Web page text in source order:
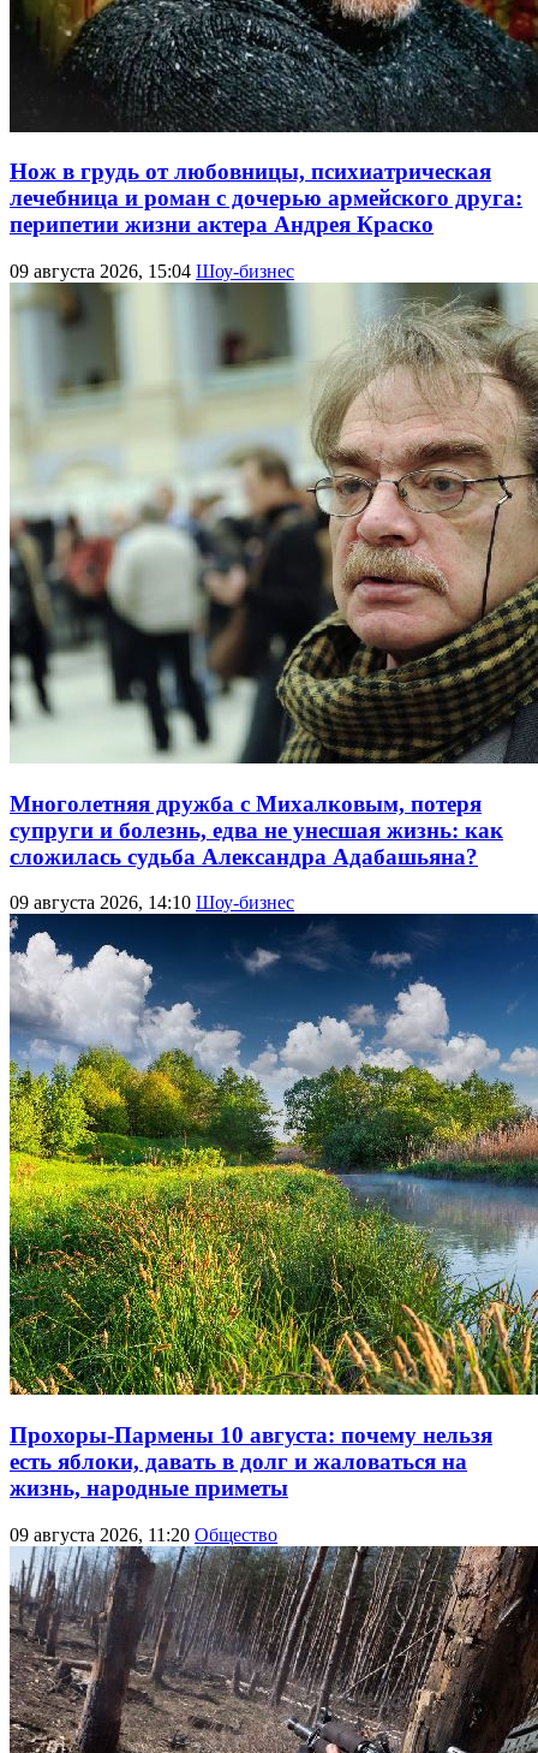
Нож в грудь от любовницы, психиатрическая
лечебница и роман с дочерью армейского друга:
перипетии жизни актера Андрея Краско
09 августа 2026, 15:04 Шоу-бизнес
Многолетняя дружба с Михалковым, потеря
супруги и болезнь, едва не унесшая жизнь: как
сложилась судьба Александра Адабашьяна?
09 августа 2026, 14:10 Шоу-бизнес
Прохоры-Пармены 10 августа: почему нельзя
есть яблоки, давать в долг и жаловаться на
жизнь, народные приметы
09 августа 2026, 11:20 Общество